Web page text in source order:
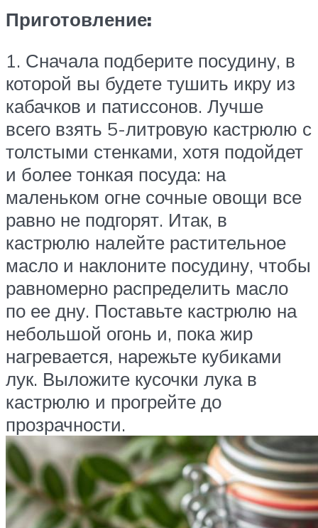
Приготовление:
1. Сначала подберите посудину, в
которой вы будете тушить икру из
кабачков и патиссонов. Лучше
всего взять 5-литровую кастрюлю с
толстыми стенками, хотя подойдет
и более тонкая посуда: на
маленьком огне сочные овощи все
равно не подгорят. Итак, в
кастрюлю налейте растительное
масло и наклоните посудину, чтобы
равномерно распределить масло
по ее дну. Поставьте кастрюлю на
небольшой огонь и, пока жир
нагревается, нарежьте кубиками
лук. Выложите кусочки лука в
кастрюлю и прогрейте до
прозрачности.